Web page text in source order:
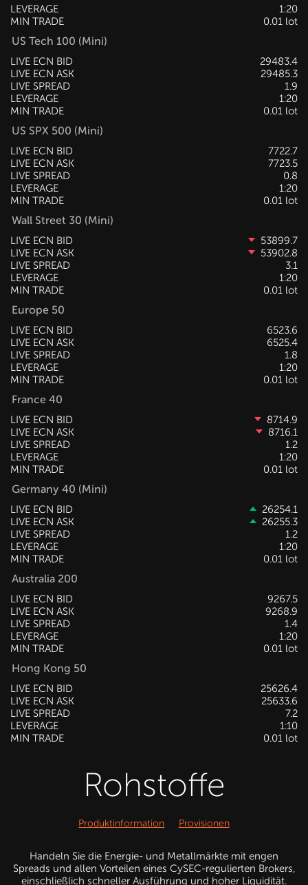
LEVERAGE
1:20
MIN TRADE
0.01 lot
US Tech 100 (Mini)
LIVE ECN BID
29483.4
LIVE ECN ASK
29485.3
LIVE SPREAD
1.9
LEVERAGE
1:20
MIN TRADE
0.01 lot
US SPX 500 (Mini)
LIVE ECN BID
7722.7
LIVE ECN ASK
7723.5
LIVE SPREAD
0.8
LEVERAGE
1:20
MIN TRADE
0.01 lot
Wall Street 30 (Mini)
LIVE ECN BID
53899.7
LIVE ECN ASK
53902.8
LIVE SPREAD
3.1
LEVERAGE
1:20
MIN TRADE
0.01 lot
Europe 50
LIVE ECN BID
6523.6
LIVE ECN ASK
6525.4
LIVE SPREAD
1.8
LEVERAGE
1:20
MIN TRADE
0.01 lot
France 40
LIVE ECN BID
8714.9
LIVE ECN ASK
8716.1
LIVE SPREAD
1.2
LEVERAGE
1:20
MIN TRADE
0.01 lot
Germany 40 (Mini)
LIVE ECN BID
26254.1
LIVE ECN ASK
26255.3
LIVE SPREAD
1.2
LEVERAGE
1:20
MIN TRADE
0.01 lot
Australia 200
LIVE ECN BID
9267.5
LIVE ECN ASK
9268.9
LIVE SPREAD
1.4
LEVERAGE
1:20
MIN TRADE
0.01 lot
Hong Kong 50
LIVE ECN BID
25626.4
LIVE ECN ASK
25633.6
LIVE SPREAD
7.2
LEVERAGE
1:10
MIN TRADE
0.01 lot
Rohstoffe
Produktinformation Provisionen
Handeln Sie die Energie- und Metallmärkte mit engen
Spreads und allen Vorteilen eines CySEC-regulierten Brokers,
einschließlich schneller Ausführung und hoher Liquidität.